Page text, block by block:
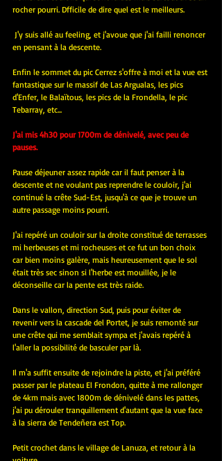
rocher pourri. Dfficile de dire quel est le meilleurs.
en pensant à la descente.
Enfin le sommet du pic Cerrez s'offre à moi et la vue est
fantastique sur le massif de Las Argualas, les pics
d'Enfer, le Balaïtous, les pics de la Frondella, le pic
Tebarray, etc...
J'ai mis 4h30 pour 1700m de dénivelé, avec peu de
pauses.
Pause déjeuner assez rapide car il faut penser à la
descente et ne voulant pas reprendre le couloir, j'ai
continué la crête Sud-Est, jusqu'à ce que je trouve un
autre passage moins pourri.
J'ai repéré un couloir sur la droite constitué de terrasses
mi herbeuses et mi rocheuses et ce fut un bon choix
car bien moins galère, mais heureusement que le sol
était très sec sinon si l'herbe est mouillée, je le
déconseille car la pente est très raide.
Dans le vallon, direction Sud, puis pour éviter de
revenir vers la cascade del Portet, je suis remonté sur
une crête qui me semblait sympa et j'avais repéré à
l'aller la possibilité de basculer par là.
Il m'a suffit ensuite de rejoindre la piste, et j'ai préféré
passer par le plateau El Frondon, quitte à me rallonger
de 4km mais avec 1800m de dénivelé dans les pattes,
j'ai pu dérouler tranquillement d'autant que la vue face
à la sierra de Tendeñera est Top.
Petit crochet dans le village de Lanuza, et retour à la